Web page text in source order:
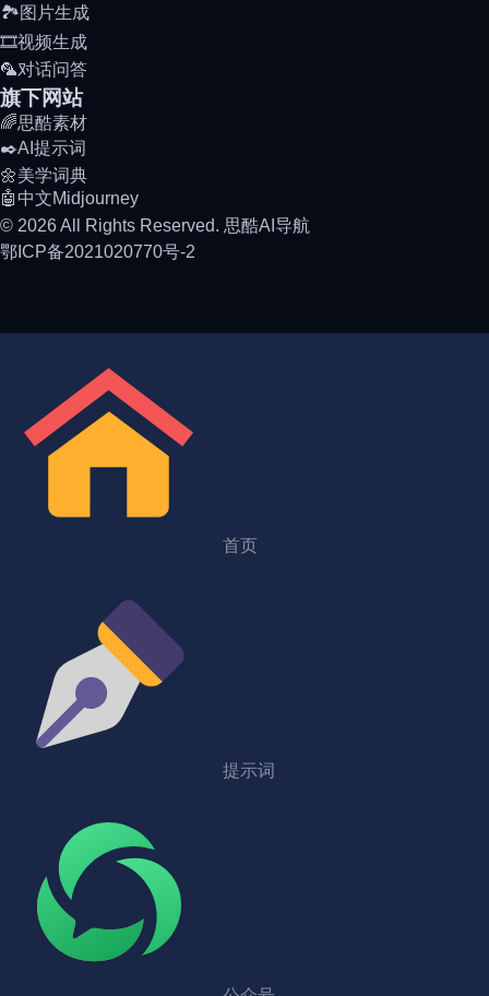
🏞️图片生成
🎞️视频生成
🦜对话问答
旗下网站
🌈思酷素材
✒️AI提示词
🌼美学词典
🤖中文Midjourney
© 2026 All Rights Reserved. 思酷AI导航
鄂ICP备2021020770号-2
首页
提示词